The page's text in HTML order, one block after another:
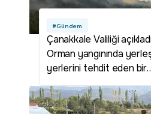
#Gündem
Çanakkale Valiliği
Orman yangınında
yerlerini tehdit eden bir